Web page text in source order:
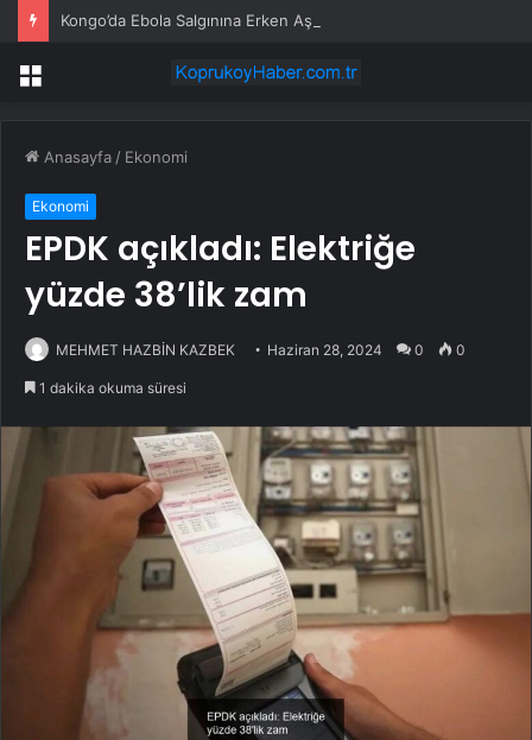
Kongo’da Ebola Salgınına Erken Aşama
Menü
Anasayfa / Ekonomi
Ekonomi
EPDK açıkladı: Elektriğe
yüzde 38’lik zam
MEHMET HAZBİN KAZBEK Haziran 28, 2024 0 0
1 dakika okuma süresi